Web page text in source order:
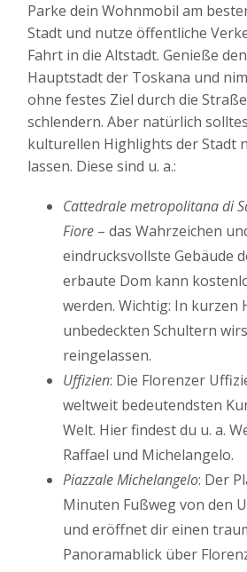
Parke dein Wohnmobil am
Stadt und nutze öffentliche
Fahrt in die Altstadt. Genieße
Hauptstadt der Toskana und
ohne festes Ziel durch die
schlendern. Aber natürlich
kulturellen Highlights der Stadt
lassen. Diese sind u. a.:
Cattedrale metropolitana di
Fiore – das Wahrzeichen
eindrucksvollste Gebäude
erbaute Dom kann
werden. Wichtig: In kurzen
unbedeckten Schultern
reingelassen.
Uffizien: Die Florenzer
weltweit bedeutendsten
Welt. Hier findest du u. a.
Raffael und Michelangelo.
Piazzale Michelangelo: Der
Minuten Fußweg von den
und eröffnet dir einen
Panoramablick über